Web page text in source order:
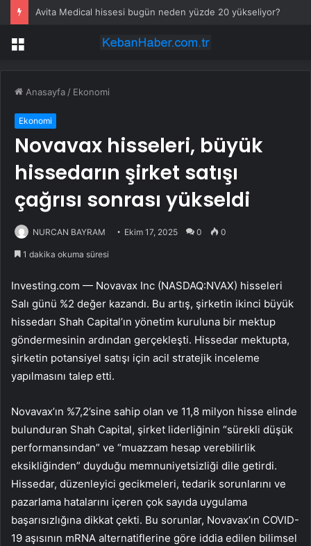
Avita Medical hissesi bugün neden yüzde 20 yükseliyor?
Menü
Anasayfa / Ekonomi
Ekonomi
Novavax hisseleri, büyük
hissedarın şirket satışı
çağrısı sonrası yükseldi
NURCAN BAYRAM Ekim 17, 2025 0 0
1 dakika okuma süresi
Investing.com — Novavax Inc (NASDAQ:NVAX) hisseleri
Salı günü %2 değer kazandı. Bu artış, şirketin ikinci büyük
hissedarı Shah Capital’ın yönetim kuruluna bir mektup
göndermesinin ardından gerçekleşti. Hissedar mektupta,
şirketin potansiyel satışı için acil stratejik inceleme
yapılmasını talep etti.
Novavax’ın %7,2’sine sahip olan ve 11,8 milyon hisse elinde
bulunduran Shah Capital, şirket liderliğinin “sürekli düşük
performansından” ve “muazzam hesap verebilirlik
eksikliğinden” duyduğu memnuniyetsizliği dile getirdi.
Hissedar, düzenleyici gecikmeleri, tedarik sorunlarını ve
pazarlama hatalarını içeren çok sayıda uygulama
başarısızlığına dikkat çekti. Bu sorunlar, Novavax’ın COVID-
19 aşısının mRNA alternatiflerine göre iddia edilen bilimsel